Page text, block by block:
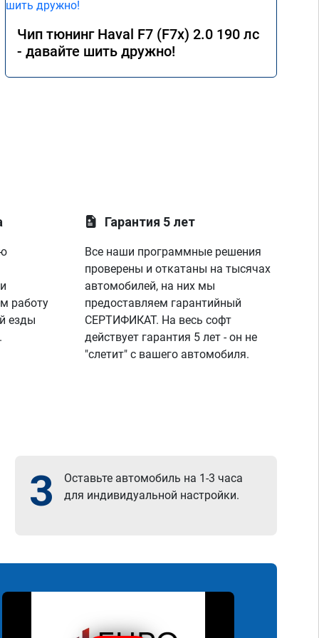
объемом. Со съёмом ЭБУ процедура
большое!🤝
Чип тюнинг Haval F7 (F7x) 2.0 190 лс
- давайте шить дружно!
работу
езды
Гарантия 5 лет
Все наши программные решения
проверены и откатаны на тысячах
автомобилей, на них мы
предоставляем гарантийный
СЕРТИФИКАТ. На весь софт
действует гарантия 5 лет - он не
"слетит" с вашего автомобиля.
3
Оставьте автомобиль на 1-3 часа
для индивидуальной настройки.